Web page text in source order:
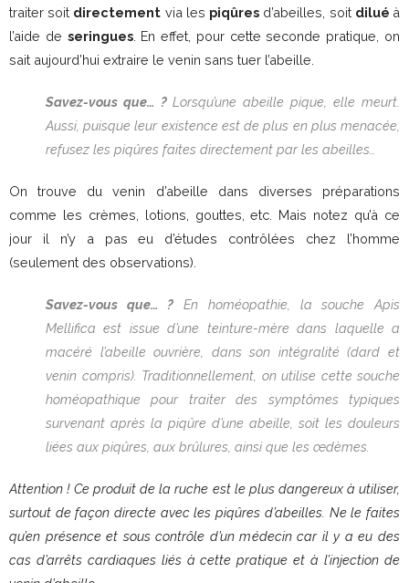
traiter soit directement via les piqûres d’abeilles, soit dilué à
l’aide de seringues. En effet, pour cette seconde pratique, on
sait aujourd’hui extraire le venin sans tuer l’abeille.
Savez-vous que… ? Lorsqu’une abeille pique, elle meurt.
Aussi, puisque leur existence est de plus en plus menacée,
refusez les piqûres faites directement par les abeilles…
On trouve du venin d’abeille dans diverses préparations
comme les crèmes, lotions, gouttes, etc. Mais notez qu’à ce
jour il n’y a pas eu d’études contrôlées chez l’homme
(seulement des observations).
Savez-vous que… ? En homéopathie, la souche Apis
Mellifica est issue d’une teinture-mère dans laquelle a
macéré l’abeille ouvrière, dans son intégralité (dard et
venin compris). Traditionnellement, on utilise cette souche
homéopathique pour traiter des symptômes typiques
survenant après la piqûre d’une abeille, soit les douleurs
liées aux piqûres, aux brûlures, ainsi que les œdèmes.
Attention ! Ce produit de la ruche est le plus dangereux à utiliser,
surtout de façon directe avec les piqûres d’abeilles. Ne le faites
qu’en présence et sous contrôle d’un médecin car il y a eu des
cas d’arrêts cardiaques liés à cette pratique et à l’injection de